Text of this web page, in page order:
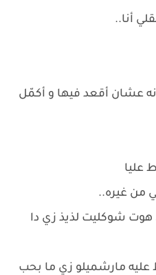
أنا..
عشان أقعد فيها و أكمّل
عليا
من غيره..
شوكليت لذيذ زي دا
مارشميلو زي ما بحب